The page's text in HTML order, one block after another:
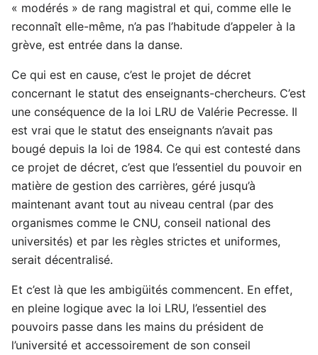
« modérés » de rang magistral et qui, comme elle le
reconnaît elle-même, n’a pas l’habitude d’appeler à la
grève, est entrée dans la danse.
Ce qui est en cause, c’est le projet de décret
concernant le statut des enseignants-chercheurs. C’est
une conséquence de la loi LRU de Valérie Pecresse. Il
est vrai que le statut des enseignants n’avait pas
bougé depuis la loi de 1984. Ce qui est contesté dans
ce projet de décret, c’est que l’essentiel du pouvoir en
matière de gestion des carrières, géré jusqu’à
maintenant avant tout au niveau central (par des
organismes comme le CNU, conseil national des
universités) et par les règles strictes et uniformes,
serait décentralisé.
Et c’est là que les ambigüités commencent. En effet,
en pleine logique avec la loi LRU, l’essentiel des
pouvoirs passe dans les mains du président de
l’université et accessoirement de son conseil